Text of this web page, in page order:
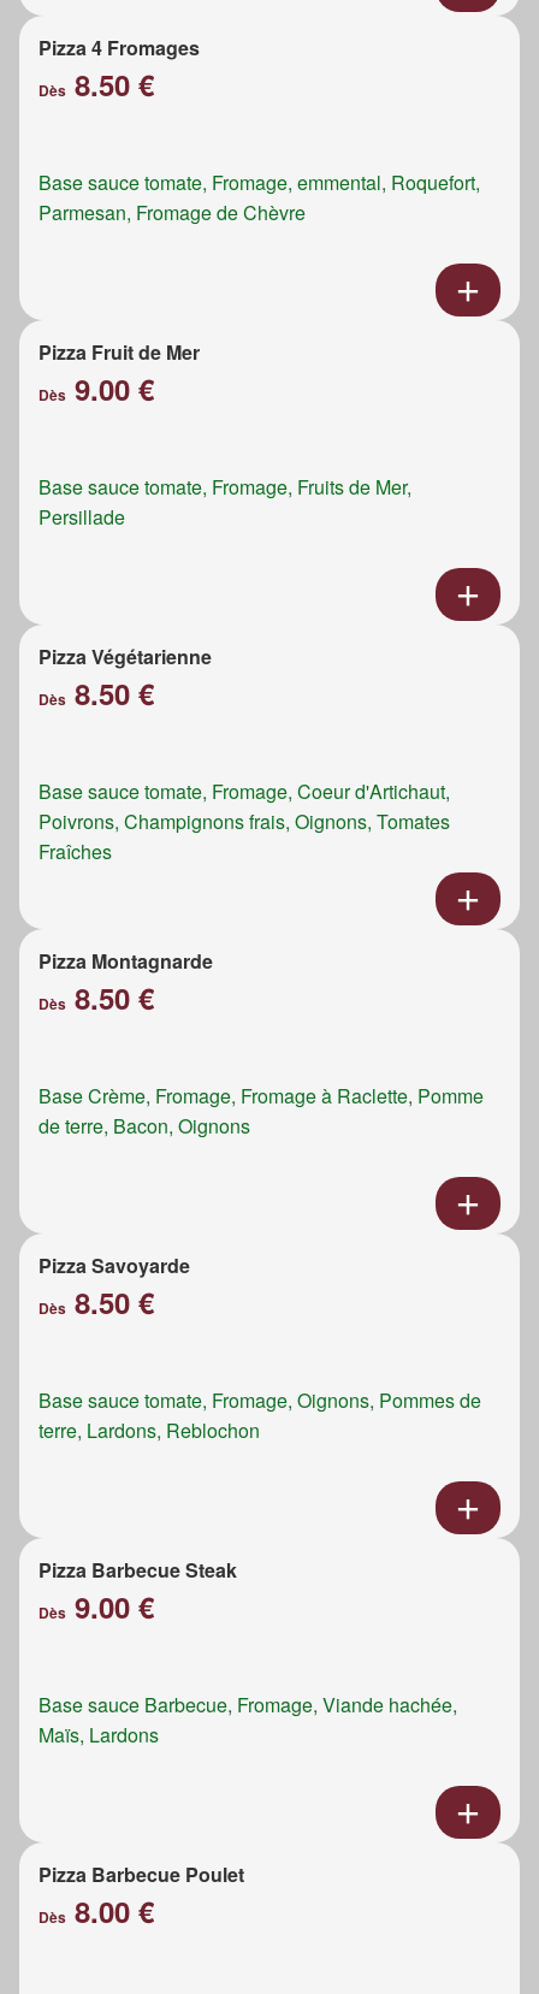
Pizza 4 Fromages
Dès 8.50 €
Base sauce tomate, Fromage, emmental, Roquefort,
Parmesan, Fromage de Chèvre
Pizza Fruit de Mer
Dès 9.00 €
Base sauce tomate, Fromage, Fruits de Mer,
Persillade
Pizza Végétarienne
Dès 8.50 €
Base sauce tomate, Fromage, Coeur d'Artichaut,
Poivrons, Champignons frais, Oignons, Tomates
Fraîches
Pizza Montagnarde
Dès 8.50 €
Base Crème, Fromage, Fromage à Raclette, Pomme
de terre, Bacon, Oignons
Pizza Savoyarde
Dès 8.50 €
Base sauce tomate, Fromage, Oignons, Pommes de
terre, Lardons, Reblochon
Pizza Barbecue Steak
Dès 9.00 €
Base sauce Barbecue, Fromage, Viande hachée,
Maïs, Lardons
Pizza Barbecue Poulet
Dès 8.00 €